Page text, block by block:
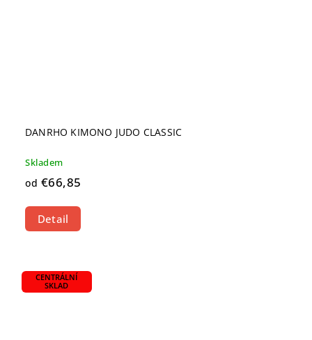
DANRHO KIMONO JUDO CLASSIC
Skladem
od €66,85
Detail
CENTRÁLNÍ
SKLAD